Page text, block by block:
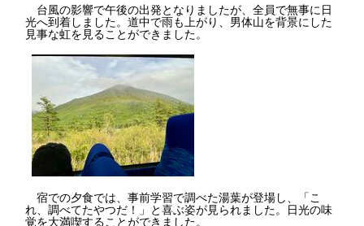
台風の影響で午後の出発となりましたが、全員で無事に日
光へ到着しました。道中で雨も上がり、男体山を背景にした
見事な虹を見ることができました。
宿での夕食では、事前学習で調べた湯葉が登場し、「こ
れ、調べてたやつだ！」と喜ぶ姿が見られました。日光の味
覚を大満喫することができました。